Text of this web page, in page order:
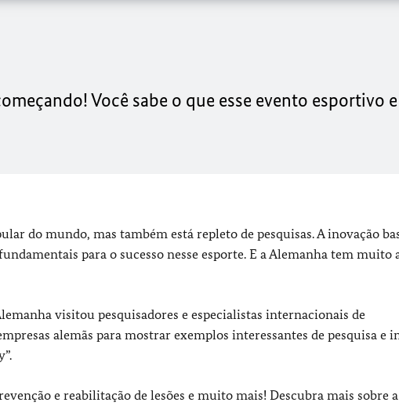
Você sabe o que esse evento esportivo
do mundo, mas também está repleto de pesquisas. A inovação
para o sucesso nesse esporte. E a Alemanha tem muito
visitou pesquisadores e especialistas internacionais de
alemãs para mostrar exemplos interessantes de pesquisa e
e reabilitação de lesões e muito mais! Descubra mais sobre a